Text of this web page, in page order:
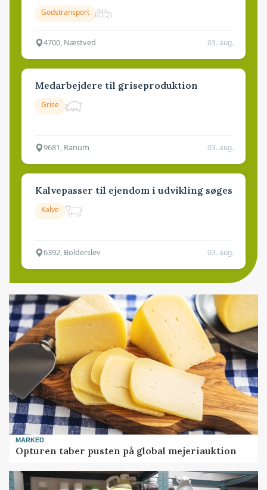
Godstransport
4700, Næstved 03. aug.
Medarbejdere til griseproduktion
Grise
9681, Ranum 03. aug.
Kalvepasser til ejendom i udvikling søges
Kalve
6392, Bolderslev 03. aug.
MARKED
Opturen taber pusten på global mejeriauktion